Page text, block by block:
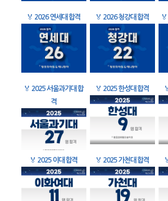
🏅 2026 연세대 합격 🏅 2026 청강대 합격 🏅
🏅 2025 서울과기대 합
격
🏅 2025 한성대 합격
🏅 2025 이대 합격 🏅 2025 가천대 합격